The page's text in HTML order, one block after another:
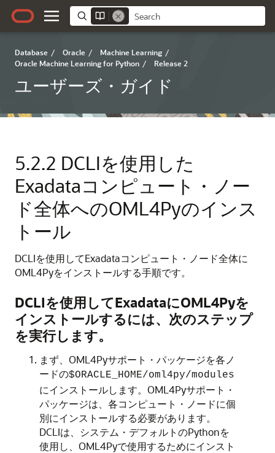
Database / Oracle / Machine Learning /
Oracle Machine Learning for Python / Release 2
ユーザーズ・ガイド
5.2.2 DCLIを使用した
Exadataコンピュート・ノー
ド全体へのOML4Pyのインス
トール
DCLIを使用してExadataコンピュート・ノード全体に
OML4Pyをインストールする手順です。
DCLIを使用してExadataにOML4Pyを
インストールするには、次のステップ
を実行します。
まず、 OML4Pyサポート・パッケージを各ノ
ードの$ORACLE_HOME/oml4py/modules
にインストールします。 OML4Pyサポート・
パッケージは、各コンピュート・ノードに個
別にインストールする必要があります。
DCLIは、システム・デフォルトのPythonを
使用し、 OML4Pyで使用するためにインスト